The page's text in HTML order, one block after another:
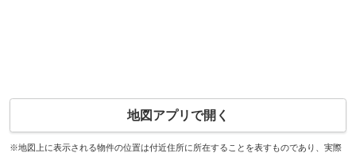
地図アプリで開く
※地図上に表示される物件の位置は付近住所に所在することを表すものであり、実際